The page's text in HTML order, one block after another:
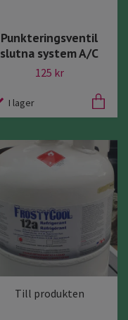
Punkteringsventil
slutna system A/C
125 kr
I lager
Till produkten